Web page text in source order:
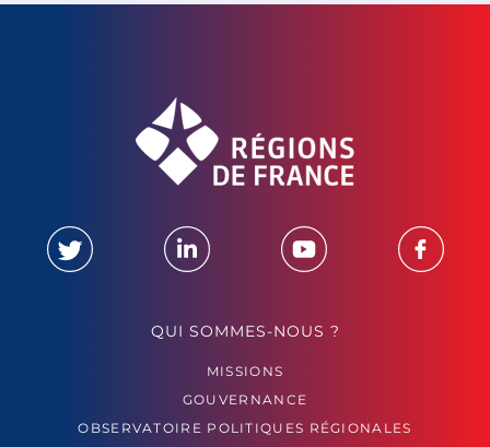
QUI SOMMES-NOUS ?
MISSIONS
GOUVERNANCE
OBSERVATOIRE POLITIQUES RÉGIONALES